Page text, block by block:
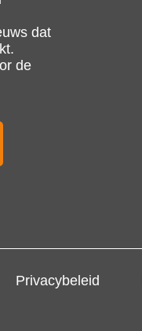
dat
de
Privacybeleid